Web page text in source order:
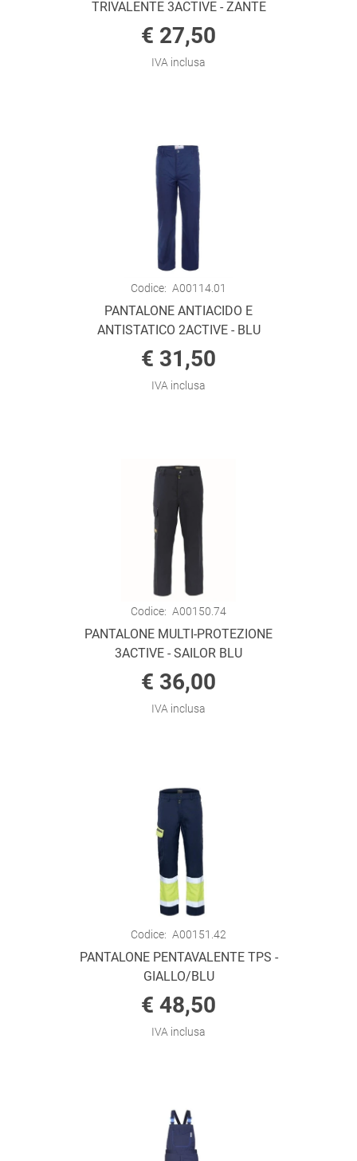
TRIVALENTE 3ACTIVE - ZANTE
€ 27,50
IVA inclusa
Codice: A00114.01
PANTALONE ANTIACIDO E
ANTISTATICO 2ACTIVE - BLU
€ 31,50
IVA inclusa
Codice: A00150.74
PANTALONE MULTI-PROTEZIONE
3ACTIVE - SAILOR BLU
€ 36,00
IVA inclusa
Codice: A00151.42
PANTALONE PENTAVALENTE TPS -
GIALLO/BLU
€ 48,50
IVA inclusa